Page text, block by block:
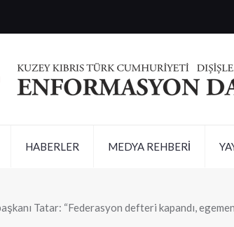
HABERLER MEDYA REHBERİ
Tatar: “Federasyon defteri kapandı,